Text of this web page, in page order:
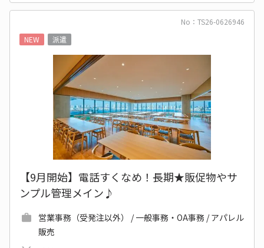
No：TS26-0626946
NEW
派遣
【9月開始】電話すくなめ！長期★販促物やサ
ンプル管理メイン♪
営業事務（受発注以外） / 一般事務・OA事務 / アパレル
販売